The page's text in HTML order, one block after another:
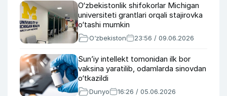
O‘zbekistonlik shifokorlar Michigan
universiteti grantlari orqali stajirovka
o‘tashi mumkin
O‘zbekiston 23:56 / 09.06.2026
Sun’iy intellekt tomonidan ilk bor
vaksina yaratilib, odamlarda sinovdan
o‘tkazildi
Dunyo 16:26 / 05.06.2026